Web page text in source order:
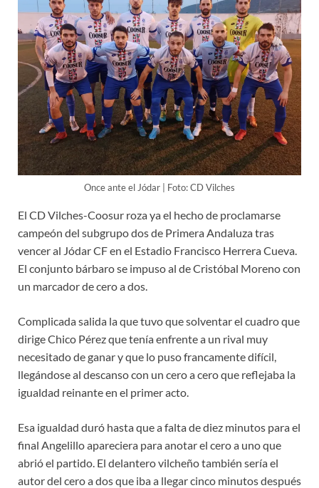
Once ante el Jódar | Foto: CD Vilches
El CD Vilches-Coosur roza ya el hecho de proclamarse
campeón del subgrupo dos de Primera Andaluza tras
vencer al Jódar CF en el Estadio Francisco Herrera Cueva.
El conjunto bárbaro se impuso al de Cristóbal Moreno con
un marcador de cero a dos.
Complicada salida la que tuvo que solventar el cuadro que
dirige Chico Pérez que tenía enfrente a un rival muy
necesitado de ganar y que lo puso francamente difícil,
llegándose al descanso con un cero a cero que reflejaba la
igualdad reinante en el primer acto.
Esa igualdad duró hasta que a falta de diez minutos para el
final Angelillo apareciera para anotar el cero a uno que
abrió el partido. El delantero vilcheño también sería el
autor del cero a dos que iba a llegar cinco minutos después